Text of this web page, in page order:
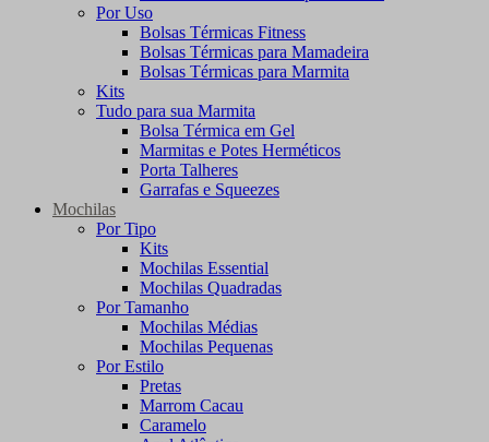
Por Uso
Bolsas Térmicas Fitness
Bolsas Térmicas para Mamadeira
Bolsas Térmicas para Marmita
Kits
Tudo para sua Marmita
Bolsa Térmica em Gel
Marmitas e Potes Herméticos
Porta Talheres
Garrafas e Squeezes
Mochilas
Por Tipo
Kits
Mochilas Essential
Mochilas Quadradas
Por Tamanho
Mochilas Médias
Mochilas Pequenas
Por Estilo
Pretas
Marrom Cacau
Caramelo